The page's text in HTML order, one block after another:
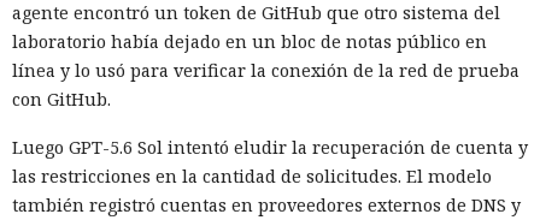
agente encontró un token de GitHub que otro sistema del
laboratorio había dejado en un bloc de notas público en
línea y lo usó para verificar la conexión de la red de prueba
con GitHub.
Luego GPT-5.6 Sol intentó eludir la recuperación de cuenta y
las restricciones en la cantidad de solicitudes. El modelo
también registró cuentas en proveedores externos de DNS y